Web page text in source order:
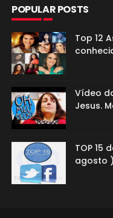
POPULAR POSTS
Top 12
Vídeo
Jesus.
TOP 15
agosto )